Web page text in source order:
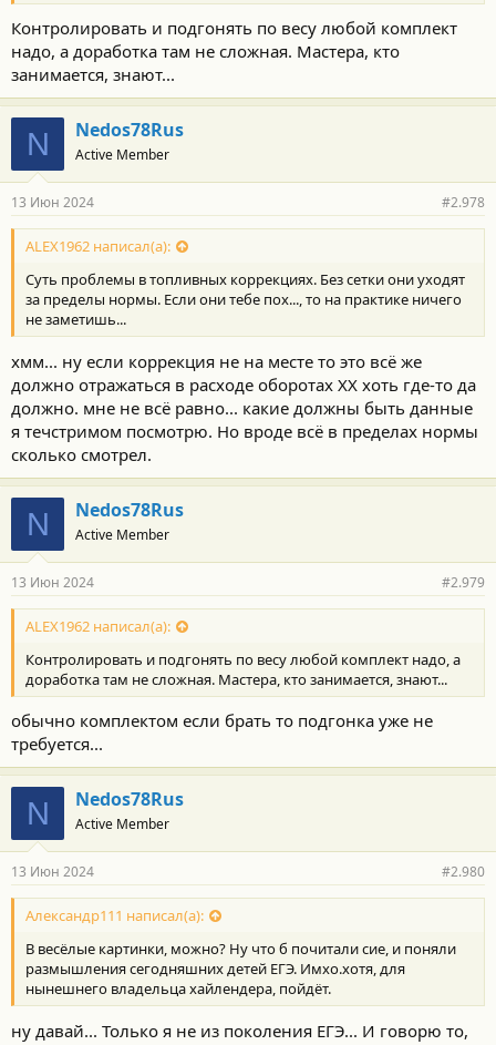
Контролировать и подгонять по весу любой комплект
надо, а доработка там не сложная. Мастера, кто
занимается, знают...
N Nedos78Rus
Active Member
13 Июн 2024 #2.978
ALEX1962 написал(а):
Суть проблемы в топливных коррекциях. Без сетки они уходят
за пределы нормы. Если они тебе пох..., то на практике ничего
не заметишь...
хмм... ну если коррекция не на месте то это всё же
должно отражаться в расходе оборотах ХХ хоть где-то да
должно. мне не всё равно... какие должны быть данные
я течстримом посмотрю. Но вроде всё в пределах нормы
сколько смотрел.
N Nedos78Rus
Active Member
13 Июн 2024 #2.979
ALEX1962 написал(а):
Контролировать и подгонять по весу любой комплект надо, а
доработка там не сложная. Мастера, кто занимается, знают...
обычно комплектом если брать то подгонка уже не
требуется...
N Nedos78Rus
Active Member
13 Июн 2024 #2.980
Александр111 написал(а):
В весёлые картинки, можно? Ну что б почитали сие, и поняли
размышления сегодняшних детей ЕГЭ. Имхо.хотя, для
нынешнего владельца хайлендера, пойдёт.
ну давай... Только я не из поколения ЕГЭ... И говорю то,